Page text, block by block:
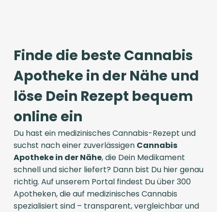
Finde die beste Cannabis
Apotheke in der Nähe und
löse Dein Rezept bequem
online ein
Du hast ein medizinisches Cannabis-Rezept und
suchst nach einer zuverlässigen Cannabis
Apotheke in der Nähe, die Dein Medikament
schnell und sicher liefert? Dann bist Du hier genau
richtig. Auf unserem Portal findest Du über 300
Apotheken, die auf medizinisches Cannabis
spezialisiert sind – transparent, vergleichbar und